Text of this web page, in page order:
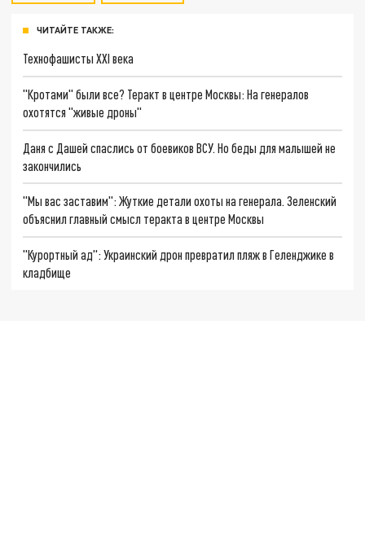
ЧИТАЙТЕ ТАКЖЕ:
Технофашисты XXI века
"Кротами" были все? Теракт в центре Москвы: На генералов
охотятся "живые дроны"
Даня с Дашей спаслись от боевиков ВСУ. Но беды для малышей не
закончились
"Мы вас заставим": Жуткие детали охоты на генерала. Зеленский
объяснил главный смысл теракта в центре Москвы
"Курортный ад": Украинский дрон превратил пляж в Геленджике в
кладбище